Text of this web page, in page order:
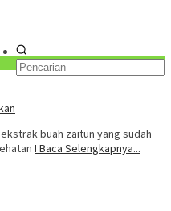
buah zaitun yang sudah
I Baca Selengkapnya...